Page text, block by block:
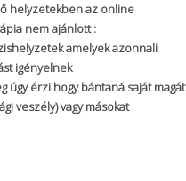
helyzetekben az online
nem ajánlott :
amelyek azonnali
igényelnek
úgy érzi hogy bántaná saját magát
veszély) vagy másokat